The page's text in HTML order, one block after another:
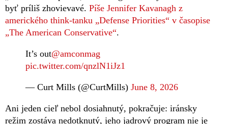
byť príliš zhovievavé. Píše Jennifer Kavanagh z
amerického think-tanku „Defense Priorities“ v časopise
„The American Conservative“.
It’s out@amconmag
pic.twitter.com/qnzlN1iJz1
— Curt Mills (@CurtMills) June 8, 2026
Ani jeden cieľ nebol dosiahnutý, pokračuje: iránsky
režim zostáva nedotknutý, jeho jadrový program nie je